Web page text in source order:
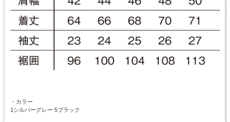
・カラー
1シルバーグレー 5ブラック